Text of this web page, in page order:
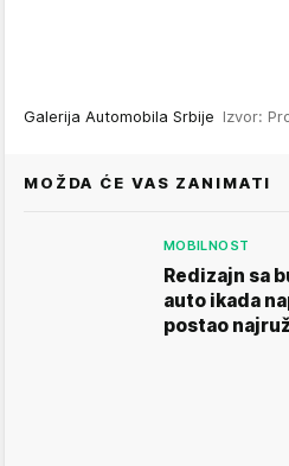
Galerija Automobila Srbije Izvor:
MOŽDA ĆE VAS ZANIMATI
MOBILNOST
Redizajn sa
auto ikada
postao